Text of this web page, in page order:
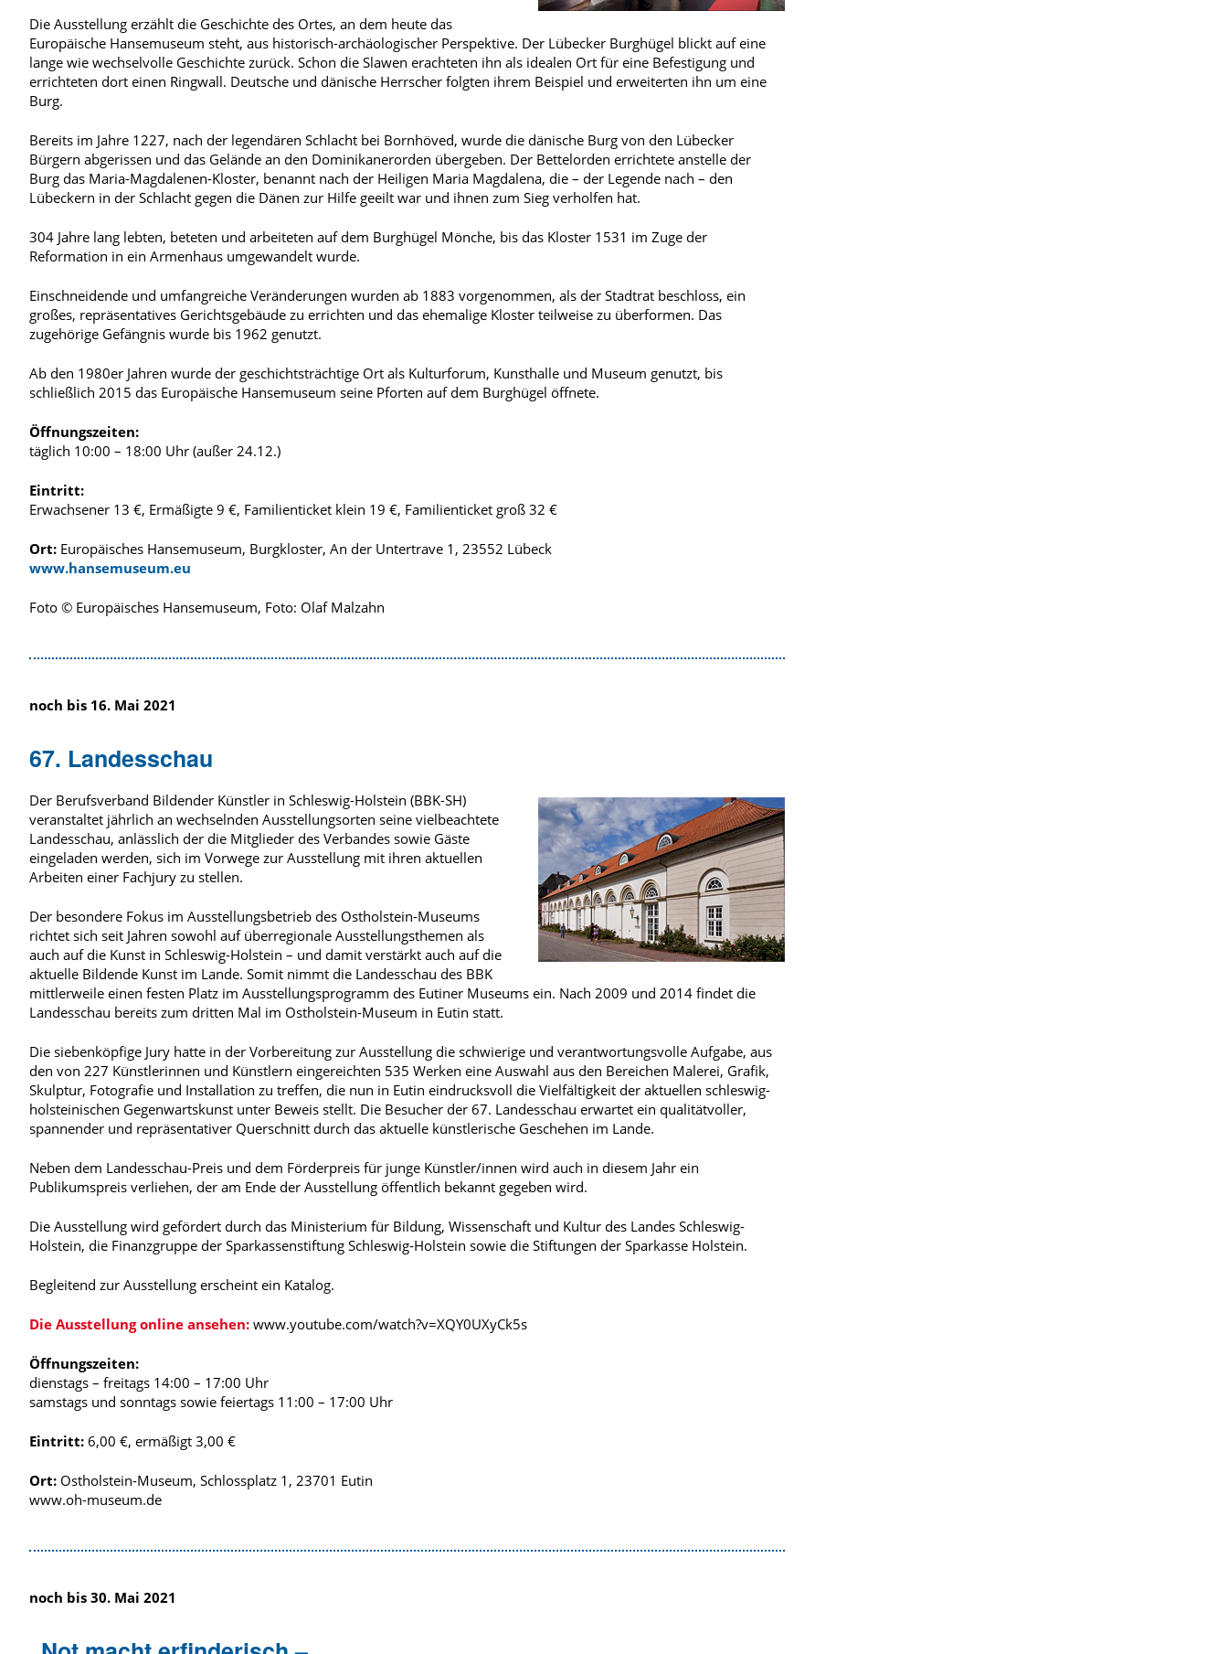
Die Ausstellung erzählt die Geschichte des Ortes, an dem heute das
Europäische Hansemuseum steht, aus historisch-archäologischer Perspektive. Der Lübecker Burghügel blickt auf eine
lange wie wechselvolle Geschichte zurück. Schon die Slawen erachteten ihn als idealen Ort für eine Befestigung und
errichteten dort einen Ringwall. Deutsche und dänische Herrscher folgten ihrem Beispiel und erweiterten ihn um eine
Burg.
Bereits im Jahre 1227, nach der legendären Schlacht bei Bornhöved, wurde die dänische Burg von den Lübecker
Bürgern abgerissen und das Gelände an den Dominikanerorden übergeben. Der Bettelorden errichtete anstelle der
Burg das Maria-Magdalenen-Kloster, benannt nach der Heiligen Maria Magdalena, die – der Legende nach – den
Lübeckern in der Schlacht gegen die Dänen zur Hilfe geeilt war und ihnen zum Sieg verholfen hat.
304 Jahre lang lebten, beteten und arbeiteten auf dem Burghügel Mönche, bis das Kloster 1531 im Zuge der
Reformation in ein Armenhaus umgewandelt wurde.
Einschneidende und umfangreiche Veränderungen wurden ab 1883 vorgenommen, als der Stadtrat beschloss, ein
großes, repräsentatives Gerichtsgebäude zu errichten und das ehemalige Kloster teilweise zu überformen. Das
zugehörige Gefängnis wurde bis 1962 genutzt.
Ab den 1980er Jahren wurde der geschichtsträchtige Ort als Kulturforum, Kunsthalle und Museum genutzt, bis
schließlich 2015 das Europäische Hansemuseum seine Pforten auf dem Burghügel öffnete.
Öffnungszeiten:
täglich 10:00 – 18:00 Uhr (außer 24.12.)
Eintritt:
Erwachsener 13 €, Ermäßigte 9 €, Familienticket klein 19 €, Familienticket groß 32 €
Ort: Europäisches Hansemuseum, Burgkloster, An der Untertrave 1, 23552 Lübeck
www.hansemuseum.eu
Foto © Europäisches Hansemuseum, Foto: Olaf Malzahn
noch bis 16. Mai 2021
67. Landesschau
Der Berufsverband Bildender Künstler in Schleswig-Holstein (BBK-SH)
veranstaltet jährlich an wechselnden Ausstellungsorten seine vielbeachtete
Landesschau, anlässlich der die Mitglieder des Verbandes sowie Gäste
eingeladen werden, sich im Vorwege zur Ausstellung mit ihren aktuellen
Arbeiten einer Fachjury zu stellen.
Der besondere Fokus im Ausstellungsbetrieb des Ostholstein-Museums
richtet sich seit Jahren sowohl auf überregionale Ausstellungsthemen als
auch auf die Kunst in Schleswig-Holstein – und damit verstärkt auch auf die
aktuelle Bildende Kunst im Lande. Somit nimmt die Landesschau des BBK
mittlerweile einen festen Platz im Ausstellungsprogramm des Eutiner Museums ein. Nach 2009 und 2014 findet die
Landesschau bereits zum dritten Mal im Ostholstein-Museum in Eutin statt.
Die siebenköpfige Jury hatte in der Vorbereitung zur Ausstellung die schwierige und verantwortungsvolle Aufgabe, aus
den von 227 Künstlerinnen und Künstlern eingereichten 535 Werken eine Auswahl aus den Bereichen Malerei, Grafik,
Skulptur, Fotografie und Installation zu treffen, die nun in Eutin eindrucksvoll die Vielfältigkeit der aktuellen schleswig-
holsteinischen Gegenwartskunst unter Beweis stellt. Die Besucher der 67. Landesschau erwartet ein qualitätvoller,
spannender und repräsentativer Querschnitt durch das aktuelle künstlerische Geschehen im Lande.
Neben dem Landesschau-Preis und dem Förderpreis für junge Künstler/innen wird auch in diesem Jahr ein
Publikumspreis verliehen, der am Ende der Ausstellung öffentlich bekannt gegeben wird.
Die Ausstellung wird gefördert durch das Ministerium für Bildung, Wissenschaft und Kultur des Landes Schleswig-
Holstein, die Finanzgruppe der Sparkassenstiftung Schleswig-Holstein sowie die Stiftungen der Sparkasse Holstein.
Begleitend zur Ausstellung erscheint ein Katalog.
Die Ausstellung online ansehen: www.youtube.com/watch?v=XQY0UXyCk5s
Öffnungszeiten:
dienstags – freitags 14:00 – 17:00 Uhr
samstags und sonntags sowie feiertags 11:00 – 17:00 Uhr
Eintritt: 6,00 €, ermäßigt 3,00 €
Ort: Ostholstein-Museum, Schlossplatz 1, 23701 Eutin
www.oh-museum.de
noch bis 30. Mai 2021